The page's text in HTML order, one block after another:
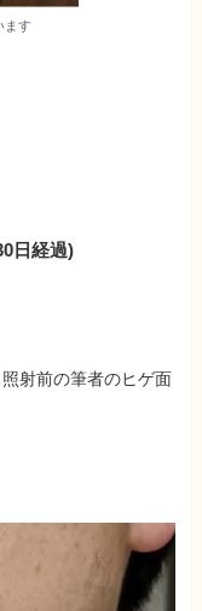
ます
日経過)
照射前の筆者のヒゲ面